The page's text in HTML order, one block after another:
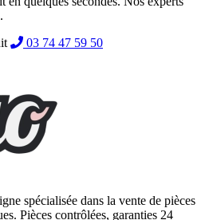
03 74 47 59 50
spécialisée dans la vente de pièces
Pièces contrôlées, garanties 24